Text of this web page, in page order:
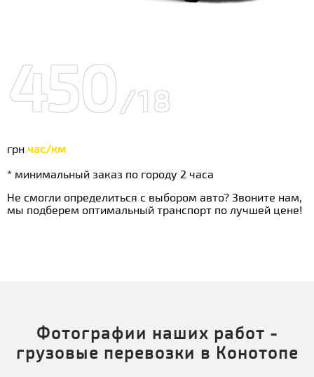
450/18
грн час/км
* минимальный заказ по городу 2 часа
Не смогли определиться с выбором авто? Звоните нам,
мы подберем оптимальный транспорт по лучшей цене!
Фотографии наших работ -
грузовые перевозки в Конотопе